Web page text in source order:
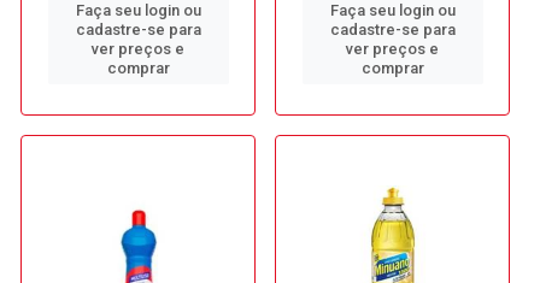
Faça seu login ou
cadastre-se para
ver preços e
comprar
Faça seu login ou
cadastre-se para
ver preços e
comprar